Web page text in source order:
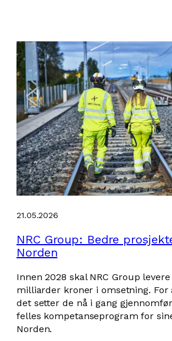
21.05.2026
NRC Group: Bedre
Norden
Innen 2028 skal NRC Group
milliarder kroner i omsetning. For
det setter de nå i gang
felles kompetanseprogram for
Norden.